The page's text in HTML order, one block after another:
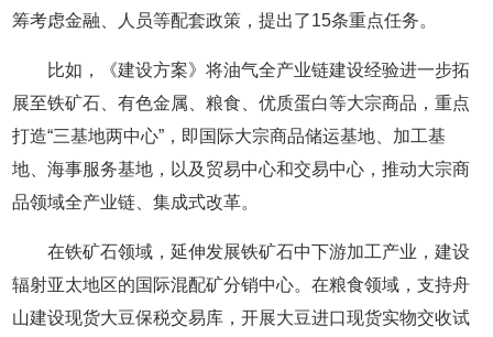
筹考虑金融、人员等配套政策，提出了15条重点任务。
比如，《建设方案》将油气全产业链建设经验进一步拓
展至铁矿石、有色金属、粮食、优质蛋白等大宗商品，重点
打造“三基地两中心”，即国际大宗商品储运基地、加工基
地、海事服务基地，以及贸易中心和交易中心，推动大宗商
品领域全产业链、集成式改革。
在铁矿石领域，延伸发展铁矿石中下游加工产业，建设
辐射亚太地区的国际混配矿分销中心。在粮食领域，支持舟
山建设现货大豆保税交易库，开展大豆进口现货实物交收试